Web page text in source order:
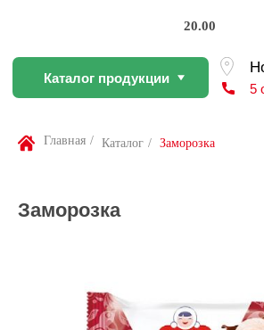
По Вашей
20.00
Главная / Каталог / Заморозка
Заморозка